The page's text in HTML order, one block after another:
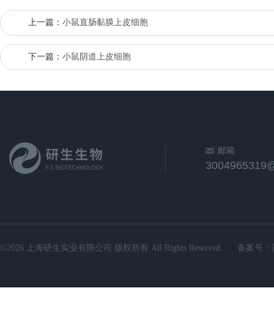
上一篇： 小鼠直肠黏膜上皮细胞
下一篇： 小鼠阴道上皮细胞
邮箱
©2026 上海研生实业有限公司 版权所有 All Rights Reserved. 备案号：